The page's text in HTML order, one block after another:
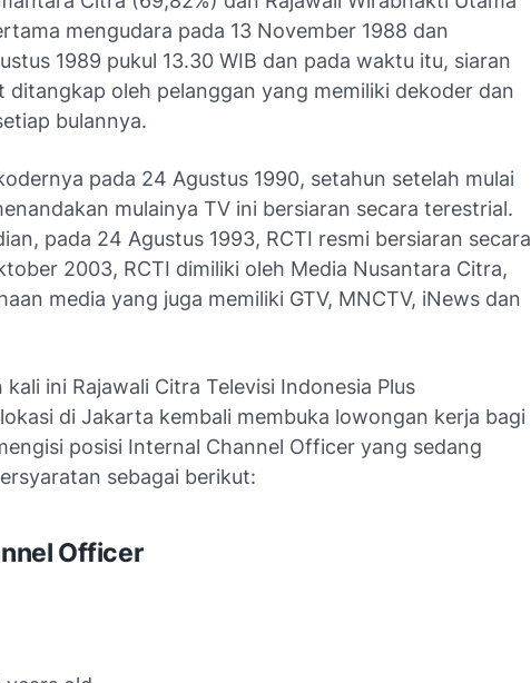
mengudara pada 13 November 1988 dan
1989 pukul 13.30 WIB dan pada waktu itu, siaran
ditangkap oleh pelanggan yang memiliki dekoder dan
bulannya.
pada 24 Agustus 1990, setahun setelah mulai
mulainya TV ini bersiaran secara terestrial.
pada 24 Agustus 1993, RCTI resmi bersiaran secara
2003, RCTI dimiliki oleh Media Nusantara Citra,
media yang juga memiliki GTV, MNCTV, iNews dan
kali ini Rajawali Citra Televisi Indonesia Plus
di Jakarta kembali membuka lowongan kerja bagi
posisi Internal Channel Officer yang sedang
sebagai berikut:
Officer